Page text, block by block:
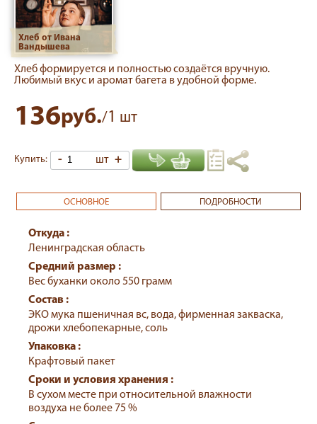
Хлеб от Ивана
Вандышева
Хлеб формируется и полностью создаётся вручную.
Любимый вкус и аромат багета в удобной форме.
136руб./1 шт
Купить: - шт +
ОСНОВНОЕ ПОДРОБНОСТИ
Откуда :
Ленинградская область
Средний размер :
Вес буханки около 550 грамм
Состав :
ЭКО мука пшеничная вс, вода, фирменная закваска,
дрожи хлебопекарные, соль
Упаковка :
Крафтовый пакет
Сроки и условия хранения :
В сухом месте при относительной влажности
воздуха не более 75 %